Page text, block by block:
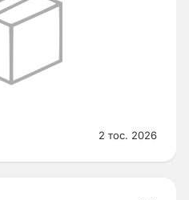
2 тос. 2026